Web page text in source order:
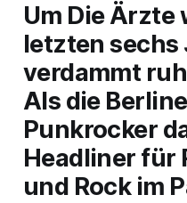
Um Die Ärzte
letzten sechs
verdammt
Als die
Punkrocker
Headliner für
und Rock im